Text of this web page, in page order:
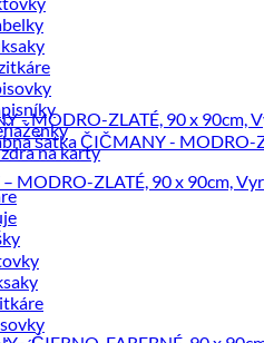
na karty
MODRO-ZLATÉ, 90 x 90cm,